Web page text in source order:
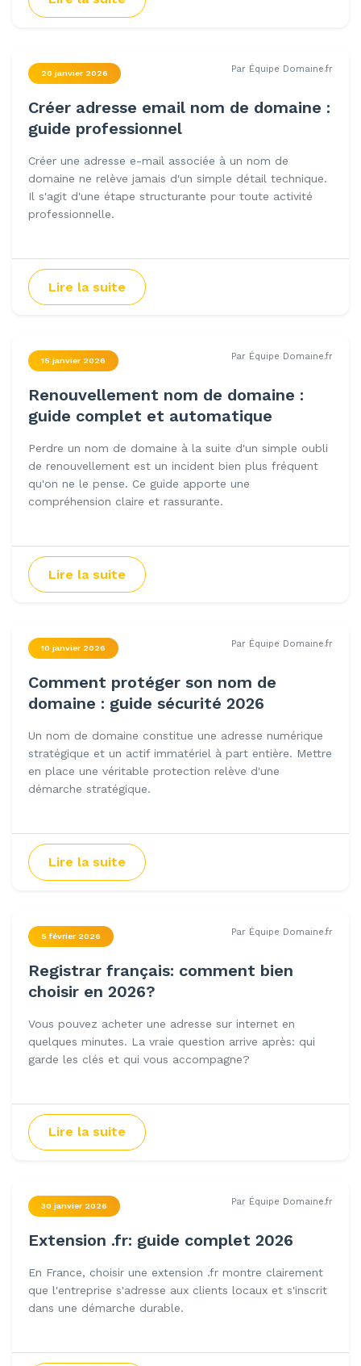
20 janvier 2026 Par Équipe Domaine.fr
Créer adresse email nom de domaine :
guide professionnel
Créer une adresse e-mail associée à un nom de
domaine ne relève jamais d'un simple détail technique.
Il s'agit d'une étape structurante pour toute activité
professionnelle.
Lire la suite
15 janvier 2026 Par Équipe Domaine.fr
Renouvellement nom de domaine :
guide complet et automatique
Perdre un nom de domaine à la suite d'un simple oubli
de renouvellement est un incident bien plus fréquent
qu'on ne le pense. Ce guide apporte une
compréhension claire et rassurante.
Lire la suite
10 janvier 2026 Par Équipe Domaine.fr
Comment protéger son nom de
domaine : guide sécurité 2026
Un nom de domaine constitue une adresse numérique
stratégique et un actif immatériel à part entière. Mettre
en place une véritable protection relève d'une
démarche stratégique.
Lire la suite
5 février 2026 Par Équipe Domaine.fr
Registrar français: comment bien
choisir en 2026?
Vous pouvez acheter une adresse sur internet en
quelques minutes. La vraie question arrive après: qui
garde les clés et qui vous accompagne?
Lire la suite
30 janvier 2026 Par Équipe Domaine.fr
Extension .fr: guide complet 2026
En France, choisir une extension .fr montre clairement
que l'entreprise s'adresse aux clients locaux et s'inscrit
dans une démarche durable.